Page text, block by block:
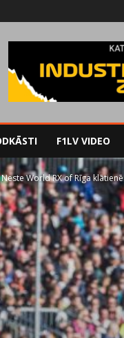
F1LV VIDEO
World RX of Rīga klātienē